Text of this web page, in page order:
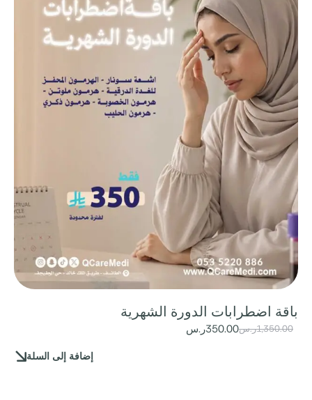
باقة اضطرابات الدورة الشهرية
1,350.00ر.س350.00ر.س
إضافة إلى السلة